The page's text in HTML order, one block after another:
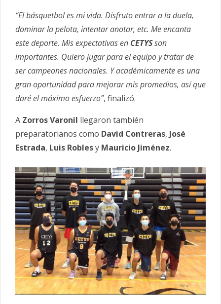
“El básquetbol es mi vida. Disfruto entrar a la duela,
dominar la pelota, intentar anotar, etc. Me encanta
este deporte. Mis expectativas en CETYSson
importantes. Quiero jugar para el equipo y tratar de
ser campeones nacionales. Y académicamente es una
gran oportunidad para mejorar mis promedios, así que
daré el máximo esfuerzo”, finalizó.
A Zorros Varonil llegaron también
preparatorianos como David Contreras, José
Estrada, Luis Roblesy Mauricio Jiménez.